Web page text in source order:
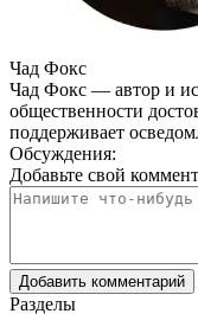
Чад Фокс
Чад Фокс — автор и
общественности
поддерживает
Обсуждения:
Добавьте свой
Разделы